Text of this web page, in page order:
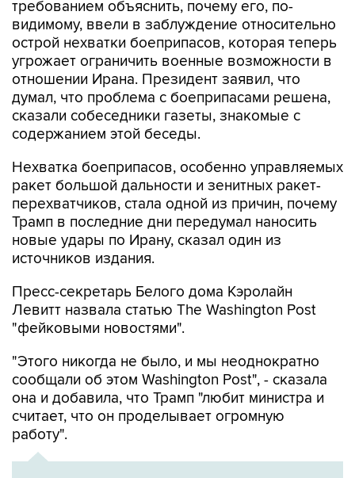
требованием объяснить, почему его, по-
видимому, ввели в заблуждение относительно
острой нехватки боеприпасов, которая теперь
угрожает ограничить военные возможности в
отношении Ирана. Президент заявил, что
думал, что проблема с боеприпасами решена,
сказали собеседники газеты, знакомые с
содержанием этой беседы.
Нехватка боеприпасов, особенно управляемых
ракет большой дальности и зенитных ракет-
перехватчиков, стала одной из причин, почему
Трамп в последние дни передумал наносить
новые удары по Ирану, сказал один из
источников издания.
Пресс-секретарь Белого дома Кэролайн
Левитт назвала статью The Washington Post
"фейковыми новостями".
"Этого никогда не было, и мы неоднократно
сообщали об этом Washington Post", - сказала
она и добавила, что Трамп "любит министра и
считает, что он проделывает огромную
работу".